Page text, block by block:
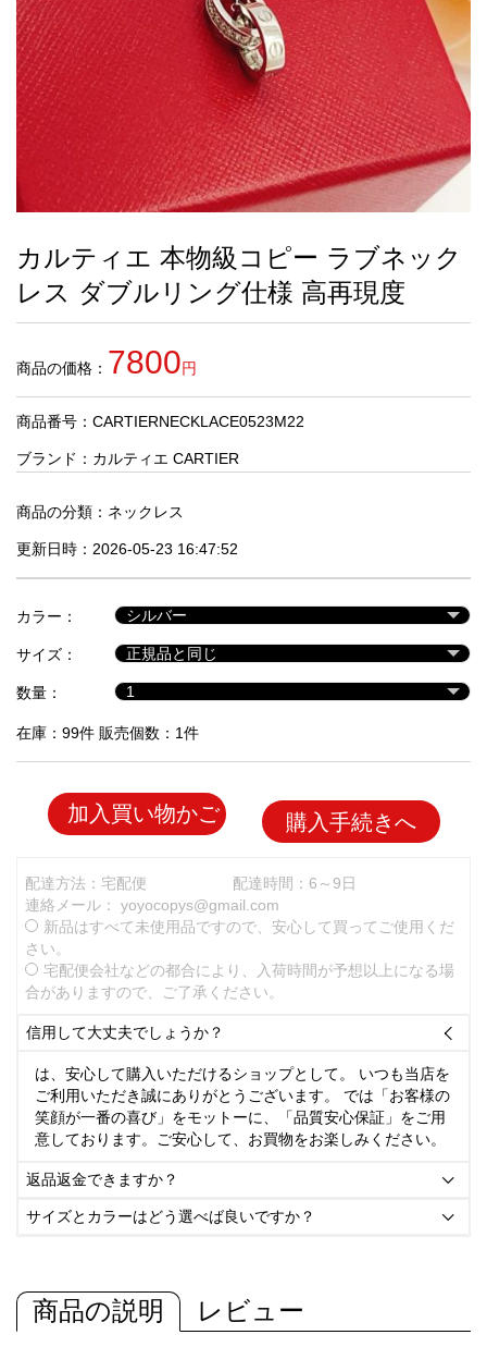
理
最
お
す
商
品
人
商
セ
ル
品
カルティエ 本物級コピー ラブネック
レス ダブルリング仕様 高再現度
商品の価格： 7800円
商品番号：CARTIERNECKLACE0523M22
ブランド： カルティエ CARTIER
商品の分類： ネックレス
更新日時：2026-05-23 16:47:52
カラー：
サイズ：
数量：
在庫：99件 販売個数：1件
加入買い物かご 購入手続きへ
配達方法：宅配便
配達時間：6～9日
連絡メール： yoyocopys@gmail.com
新品はすべて未使用品ですので、安心して買ってご使用くだ
さい。
宅配便会社などの都合により、入荷時間が予想以上になる場
合がありますので、ご了承ください。
信用して大丈夫でしょうか？ 
は、安心して購入いただけるショップとして。 いつも当店を
ご利用いただき誠にありがとうございます。 では「お客様の
笑顔が一番の喜び」をモットーに、「品質安心保証」をご用
意しております。ご安心して、お買物をお楽しみください。
返品返金できますか？ 
サイズとカラーはどう選べば良いですか？ 
商品の説明 レビュー